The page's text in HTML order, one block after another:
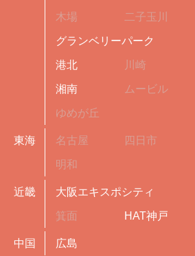
木場 二子玉川
グランベリーパーク
港北 川崎
湘南 ムービル
ゆめが丘
東海 名古屋 四日市
明和
近畿 大阪エキスポシティ
箕面 HAT神戸
中国 広島